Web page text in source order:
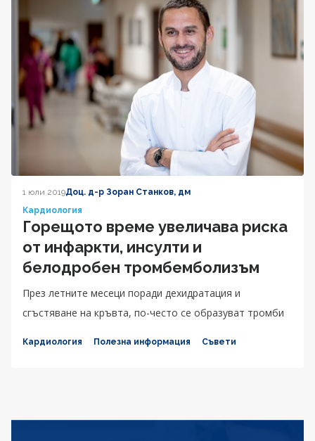
1 юли 2019Доц. д-р Зоран Станков, дм
Кардиология
Горещото време увеличава риска
от инфаркти, инсулти и
белодробен тромбемболизъм
През летните месеци поради дехидратация и
сгъстяване на кръвта, по-често се образуват тромби
Кардиология Полезна информация Съвети